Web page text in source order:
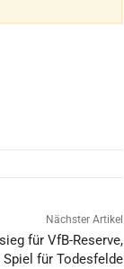
Nächster Artikel
für VfB-Reserve,
für Todesfelde